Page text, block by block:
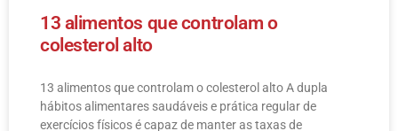
13 alimentos que controlam o
colesterol alto
13 alimentos que controlam o colesterol alto​ A dupla
hábitos alimentares saudáveis e prática regular de
exercícios físicos é capaz de manter as taxas de